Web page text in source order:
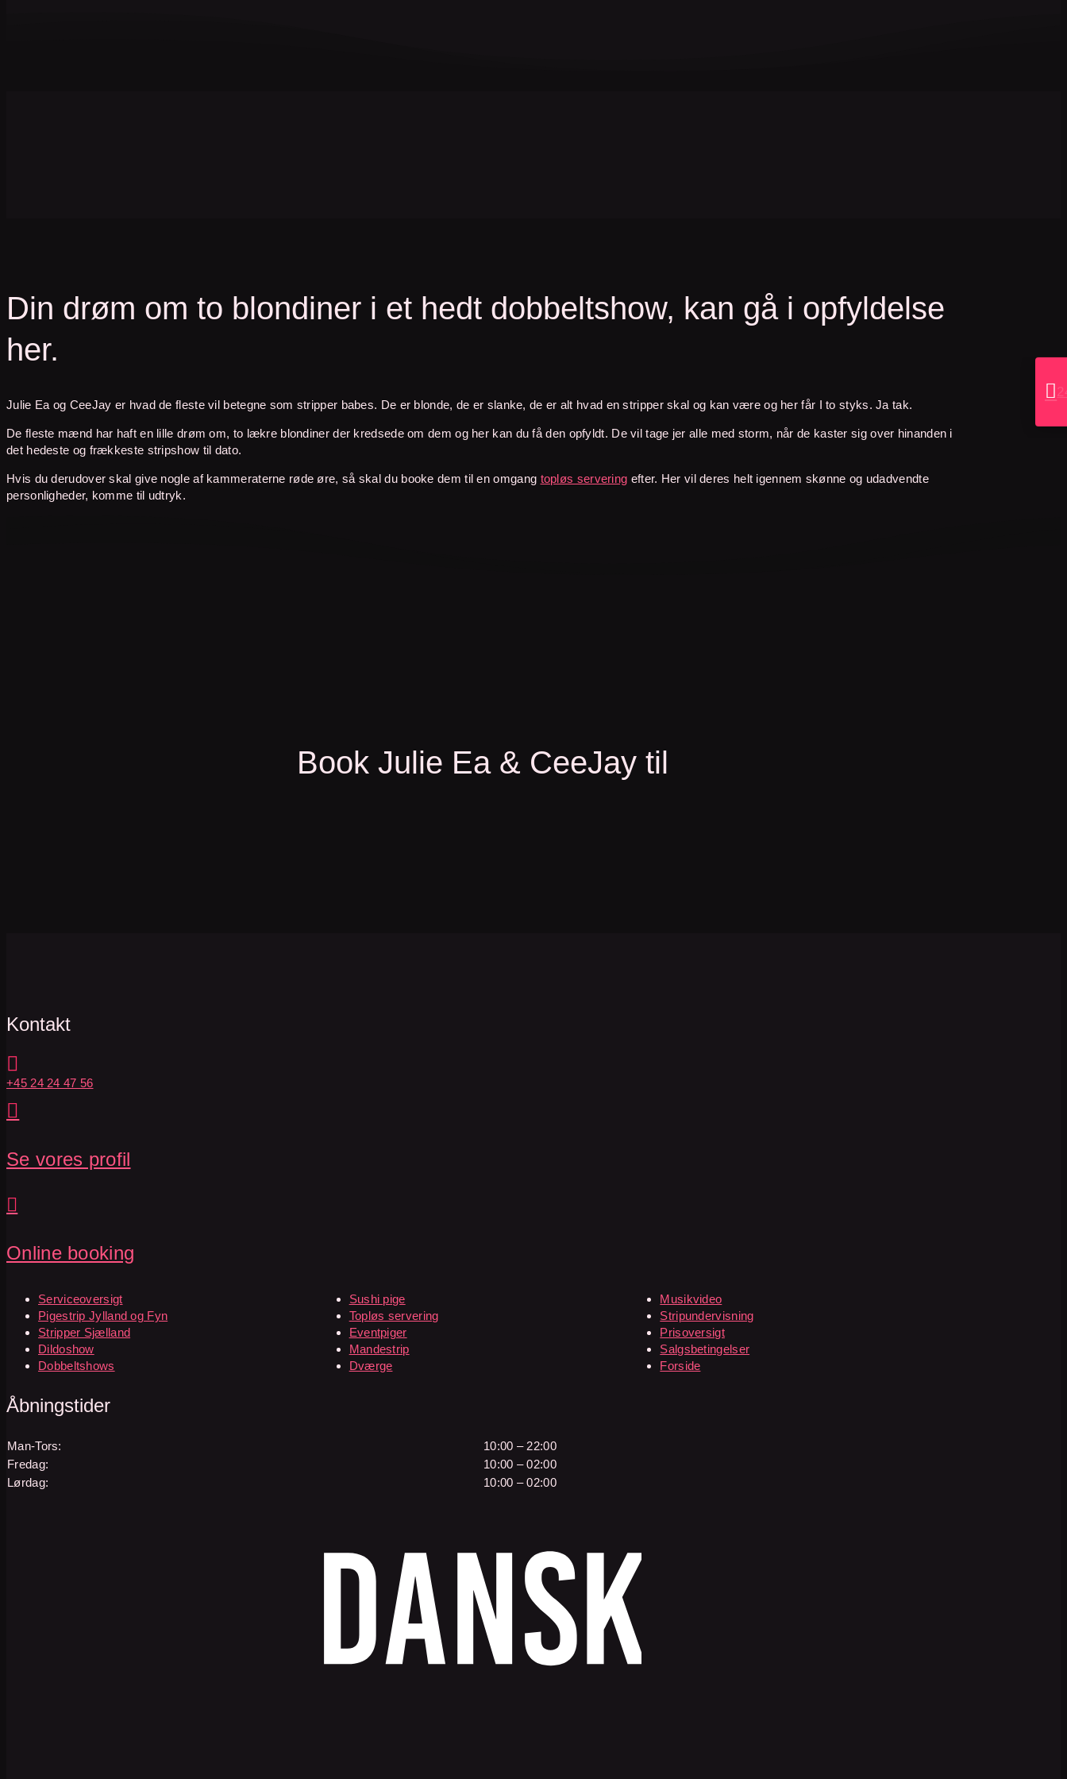
Din drøm om to blondiner i et hedt dobbeltshow, kan gå i opfyldelse
her.
Julie Ea og CeeJay er hvad de fleste vil betegne som stripper babes. De er blonde, de er slanke, de er alt hvad en stripper skal og kan være og her får I to styks. Ja tak.
De fleste mænd har haft en lille drøm om, to lækre blondiner der kredsede om dem og her kan du få den opfyldt. De vil tage jer alle med storm, når de kaster sig over hinanden i
det hedeste og frækkeste stripshow til dato.
Hvis du derudover skal give nogle af kammeraterne røde øre, så skal du booke dem til en omgang topløs servering efter. Her vil deres helt igennem skønne og udadvendte
personligheder, komme til udtryk.
Book Julie Ea & CeeJay til
Kontakt

+45 24 24 47 56

Se vores profil

Online booking
Serviceoversigt
Pigestrip Jylland og Fyn
Stripper Sjælland
Dildoshow
Dobbeltshows
Sushi pige
Topløs servering
Eventpiger
Mandestrip
Dværge
Musikvideo
Stripundervisning
Prisoversigt
Salgsbetingelser
Forside
Åbningstider
Man-Tors:
10:00 – 22:00
Fredag:
10:00 – 02:00
Lørdag:
10:00 – 02:00
